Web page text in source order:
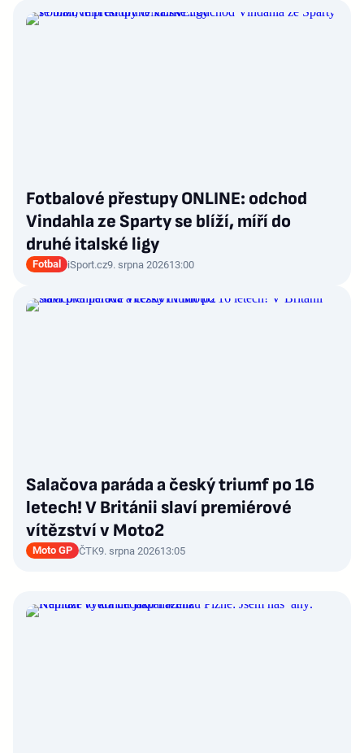
Fotbalové přestupy ONLINE: odchod
Vindahla ze Sparty se blíží, míří do
druhé italské ligy
Fotbal iSport.cz9. srpna 202613:00
Salačova paráda a český triumf po 16
letech! V Británii slaví premiérové
vítězství v Moto2
Moto GP ČTK9. srpna 202613:05